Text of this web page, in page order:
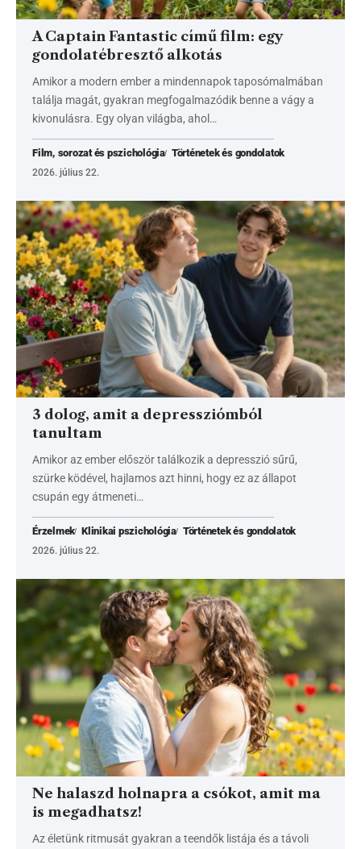
A Captain Fantastic című film: egy
gondolatébresztő alkotás
Amikor a modern ember a mindennapok taposómalmában
találja magát, gyakran megfogalmazódik benne a vágy a
kivonulásra. Egy olyan világba, ahol…
Film, sorozat és pszichológia Történetek és gondolatok
2026. július 22.
3 dolog, amit a depressziómból
tanultam
Amikor az ember először találkozik a depresszió sűrű,
szürke ködével, hajlamos azt hinni, hogy ez az állapot
csupán egy átmeneti…
Érzelmek Klinikai pszichológia Történetek és gondolatok
2026. július 22.
Ne halaszd holnapra a csókot, amit ma
is megadhatsz!
Az életünk ritmusát gyakran a teendők listája és a távoli